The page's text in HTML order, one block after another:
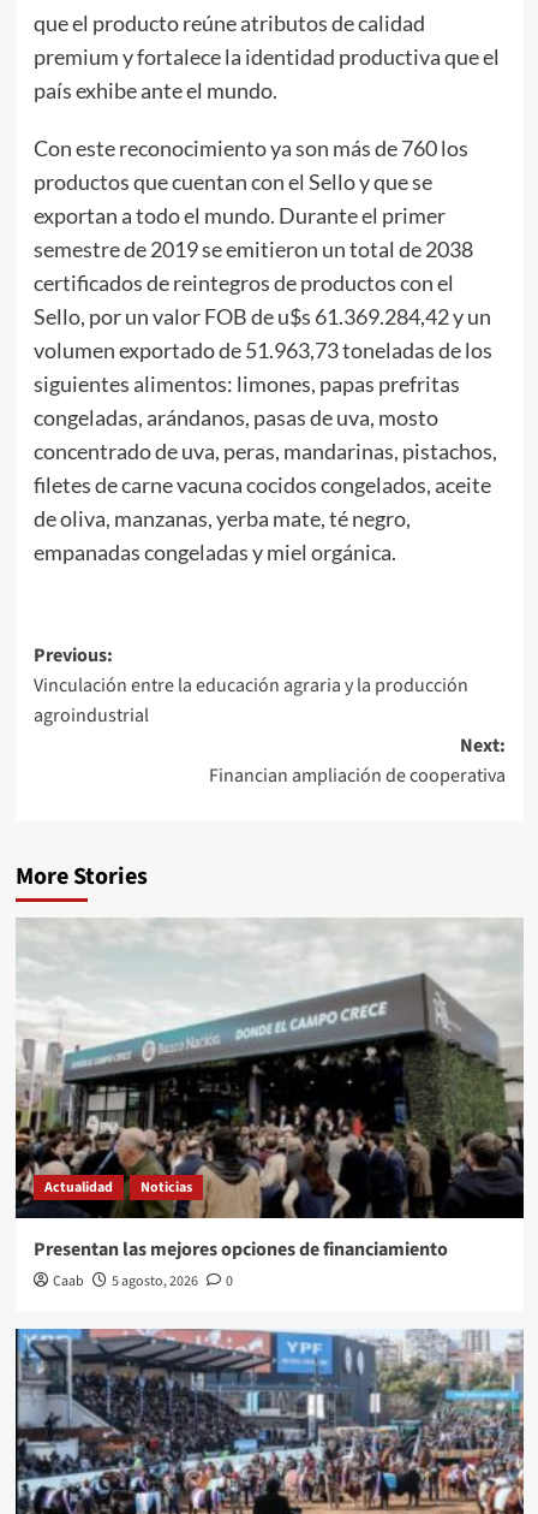
que el producto reúne atributos de calidad
premium y fortalece la identidad productiva que el
país exhibe ante el mundo.
Con este reconocimiento ya son más de 760 los
productos que cuentan con el Sello y que se
exportan a todo el mundo. Durante el primer
semestre de 2019 se emitieron un total de 2038
certificados de reintegros de productos con el
Sello, por un valor FOB de u$s 61.369.284,42 y un
volumen exportado de 51.963,73 toneladas de los
siguientes alimentos: limones, papas prefritas
congeladas, arándanos, pasas de uva, mosto
concentrado de uva, peras, mandarinas, pistachos,
filetes de carne vacuna cocidos congelados, aceite
de oliva, manzanas, yerba mate, té negro,
empanadas congeladas y miel orgánica.
Post
navigation
Previous:
Vinculación entre la educación agraria y la producción
agroindustrial
Next:
Financian ampliación de cooperativa
More Stories
Actualidad Noticias
Presentan las mejores opciones de financiamiento
Caab 5 agosto, 2026 0